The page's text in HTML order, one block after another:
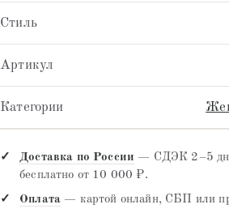
Стиль
Артикул
Категории
Доставка по России — СДЭК 2–5
бесплатно от 10 000 ₽.
Оплата — картой онлайн, СБП или